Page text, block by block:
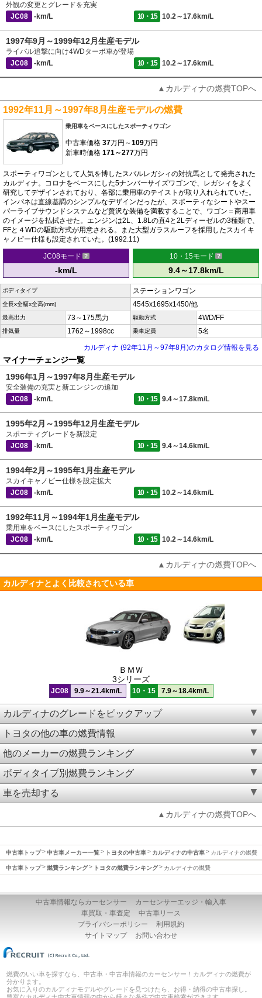
外観の変更とグレードを充実
JC08
-km/L 10・15 10.2～17.6km/L
1997年9月～1999年12月生産モデル
ライバル追撃に向け4WDターボ車が登場
JC08
-km/L 10・15 10.2～17.6km/L
▲カルディナの燃費TOPへ
1992年11月～1997年8月生産モデルの燃費
乗用車をベースにしたスポーティワゴン
中古車価格 37万円～109万円
新車時価格 171～277万円
スポーティワゴンとして人気を博したスバルレガシィの対抗馬として発売された
カルディナ。コロナをベースにした5ナンバーサイズワゴンで、レガシィをよく
研究してデザインされており、各部に乗用車のテイストが取り入れられていた。
インパネは直線基調のシンプルなデザインだったが、スポーティなシートやスー
パーライブサウンドシステムなど贅沢な装備を満載することで、ワゴン＝商用車
のイメージを払拭させた。エンジンは2L、1.8Lの直4と2Lディーゼルの3種類で、
FFと４WDの駆動方式が用意される。また大型ガラスルーフを採用したスカイキ
ャノピー仕様も設定されていた。(1992.11)
JC08モード
-km/L
10・15モード
9.4～17.8km/L
ボディタイプ ステーションワゴン
全長x全幅x全高(mm) 4545x1695x1450/他
最高出力 73～175馬力 駆動方式 4WD/FF
排気量 1762～1998cc 乗車定員
5名
カルディナ (92年11月～97年8月)のカタログ情報を見る
マイナーチェンジ一覧
1996年1月～1997年8月生産モデル
安全装備の充実と新エンジンの追加
JC08
-km/L 10・15 9.4～17.8km/L
1995年2月～1995年12月生産モデル
スポーティグレードを新設定
JC08
-km/L 10・15 9.4～14.6km/L
1994年2月～1995年1月生産モデル
スカイキャノピー仕様を設定拡大
JC08
-km/L 10・15 10.2～14.6km/L
1992年11月～1994年1月生産モデル
乗用車をベースにしたスポーティワゴン
JC08
-km/L 10・15 10.2～14.6km/L
▲カルディナの燃費TOPへ
カルディナとよく比較されている車
ＢＭＷ
3シリーズ
JC08 9.9～21.4km/L 10・15 7.9～18.4km/L
カルディナのグレードをピックアップ
トヨタの他の車の燃費情報
他のメーカーの燃費ランキング
ボディタイプ別燃費ランキング
車を売却する
▲カルディナの燃費TOPへ
中古車トップ 中古車メーカー一覧 トヨタの中古車 カルディナの中古車 カルディナの燃費
中古車トップ 燃費ランキング トヨタの燃費ランキング カルディナの燃費
中古車情報ならカーセンサー
カーセンサーエッジ・輸入車
車買取・車査定
中古車リース
プライバシーポリシー
利用規約
サイトマップ
お問い合わせ
燃費のいい車を探すなら、中古車・中古車情報のカーセンサー！カルディナの燃費が
分かります。
お気に入りのカルディナモデルやグレードを見つけたら、お得・納得の中古車探し。